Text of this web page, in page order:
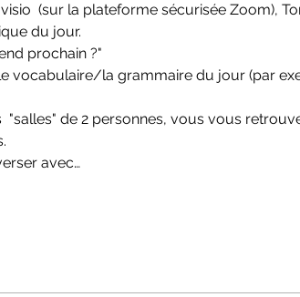
(sur la plateforme sécurisée Zoom),
du jour.
prochain ?"
vocabulaire/la grammaire du jour (par
"salles" de 2 personnes, vous vous
avec…